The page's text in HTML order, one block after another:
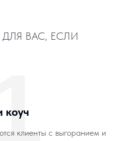
ДЛЯ ВАС, ЕСЛИ
коуч
клиенты с выгоранием и